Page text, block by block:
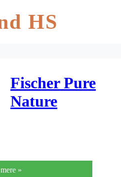
HS
Fischer Pure
Nature
ml
»